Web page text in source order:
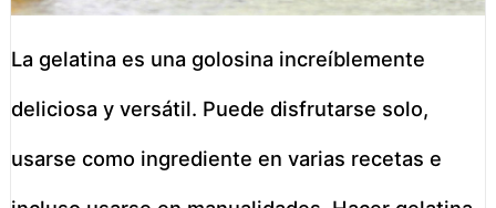
La gelatina es una golosina increíblemente
deliciosa y versátil. Puede disfrutarse solo,
usarse como ingrediente en varias recetas e